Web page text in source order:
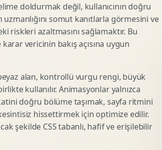
Gorseli
Filmi
Low Poly Modelleme
High Poly Modelleme
3D Render Alma
Teknik Modelleme
Gorsel Tasarimi
Marka Stratejisi
Marka Konumlandirma
Isimlendirme
Rekabet Analizi
doldurmak değil, kullanıcının doğru
uzmanlığını somut kanıtlarla görmesini ve
riskleri azaltmasını sağlamaktır. Bu
vericinin bakış açısına uygun
alan, kontrollü vurgu rengi, büyük
kullanılır. Animasyonlar yalnızca
doğru bölüme taşımak, sayfa ritmini
hissettirmek için optimize edilir.
şekilde CSS tabanlı, hafif ve erişilebilir